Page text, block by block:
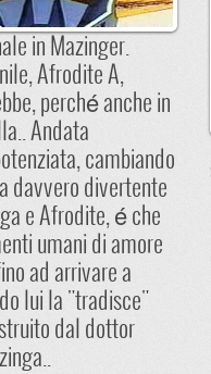
in Mazinger.
Afrodite A,
perché anche in
Andata
cambiando
davvero divertente
e Afrodite, é che
umani di amore
ad arrivare a
lui la "tradisce"
dal dottor